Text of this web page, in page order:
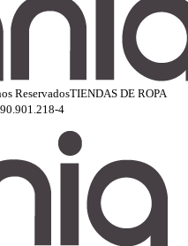
ReservadosTIENDAS DE ROPA
4